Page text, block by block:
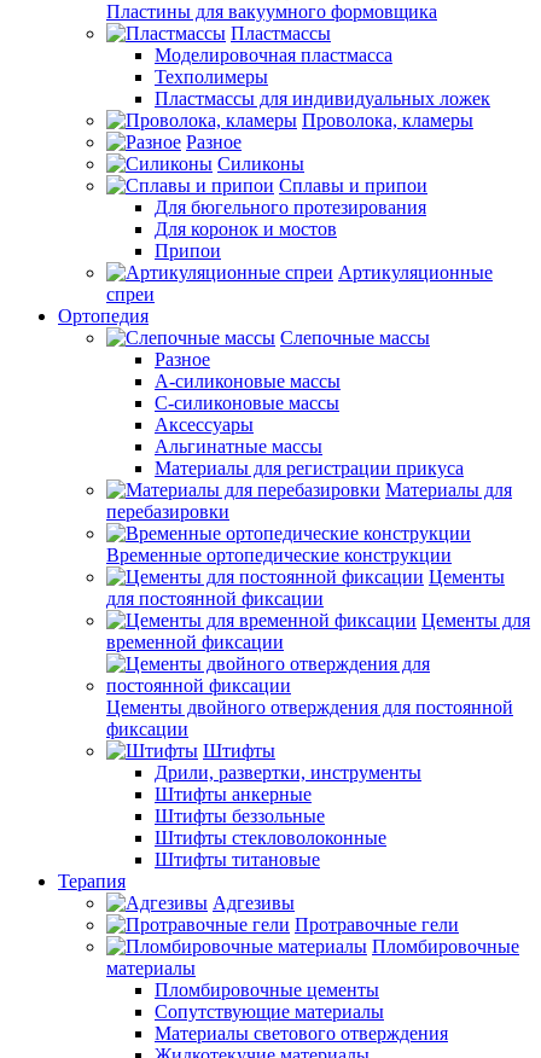
Пластины для вакуумного формовщика
Пластмассы
Моделировочная пластмасса
Техполимеры
Пластмассы для индивидуальных ложек
Проволока, кламеры
Разное
Силиконы
Сплавы и припои
Для бюгельного протезирования
Для коронок и мостов
Припои
Артикуляционные
спреи
Ортопедия
Слепочные массы
Разное
А-силиконовые массы
С-силиконовые массы
Аксессуары
Альгинатные массы
Материалы для регистрации прикуса
Материалы для
перебазировки
Временные ортопедические конструкции
Цементы
для постоянной фиксации
Цементы для
временной фиксации
Цементы двойного отверждения для постоянной
фиксации
Штифты
Дрили, развертки, инструменты
Штифты анкерные
Штифты беззольные
Штифты стекловолоконные
Штифты титановые
Терапия
Адгезивы
Протравочные гели
Пломбировочные
материалы
Пломбировочные цементы
Сопутствующие материалы
Материалы светового отверждения